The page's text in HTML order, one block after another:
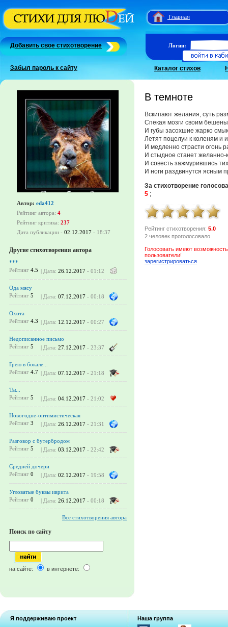
Главная
Добавить свое стихотворение
Забыл пароль к сайту
Логин:
Каталог стихов
Автор: eda412
Рейтинг автора: 4
Рейтинг критика: 237
Дата публикации - 02.12.2017 - 18:37
Другие стихотворения автора
***
Рейтинг 4.5 | Дата: 26.12.2017 - 01:12
Ода мясу
Рейтинг 5 | Дата: 07.12.2017 - 00:18
Охота
Рейтинг 4.3 | Дата: 12.12.2017 - 00:27
Недописанное письмо
Рейтинг 5 | Дата: 27.12.2017 - 23:37
Грею в бокале...
Рейтинг 4.7 | Дата: 07.12.2017 - 21:18
Ты...
Рейтинг 5 | Дата: 04.12.2017 - 21:02
Новогодне-оптимистическая
Рейтинг 3 | Дата: 26.12.2017 - 21:31
Разговор с бутербродом
Рейтинг 5 | Дата: 03.12.2017 - 22:42
Средней дочери
Рейтинг 0 | Дата: 02.12.2017 - 19:58
Угловатые буквы иврита
Рейтинг 0 | Дата: 26.12.2017 - 00:18
Все стихотворения автора
Поиск по сайту
на сайте: в интернете:
В темноте
Вскипают желания, суть
Спекая мозги своим
И губы засохшие жарко
Летят поцелуи к коленям и
И медленно страсти огонь
И стыдное станет желанно-
И совесть зажмурившись
И ноги раздвинутся ясным
За стихотворение
5 ;
Рейтинг стихотворения: 5.0
2 человек проголосовало
Голосовать имеют
пользователи!
зарегистрироваться
Я поддерживаю проект Наша группа